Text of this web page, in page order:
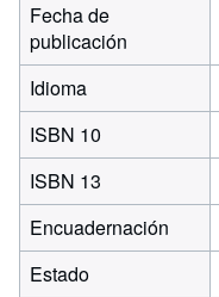
Fecha de
publicación
Idioma
ISBN 10
ISBN 13
Encuadernación
Estado